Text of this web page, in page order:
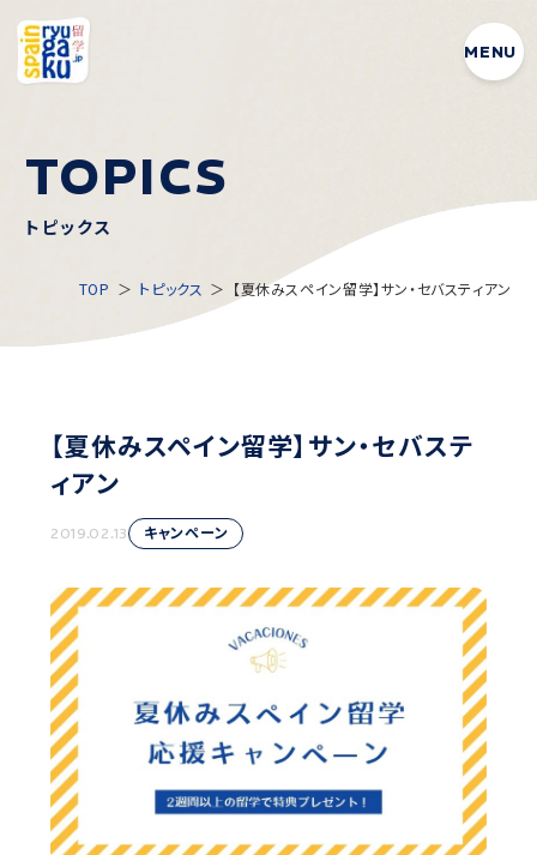
MENU
TOPICS
トピックス
TOP トピックス 【夏休みスペイン留学】サン・セバスティアン
【夏休みスペイン留学】サン・セバステ
ィアン
2019.02.13 キャンペーン